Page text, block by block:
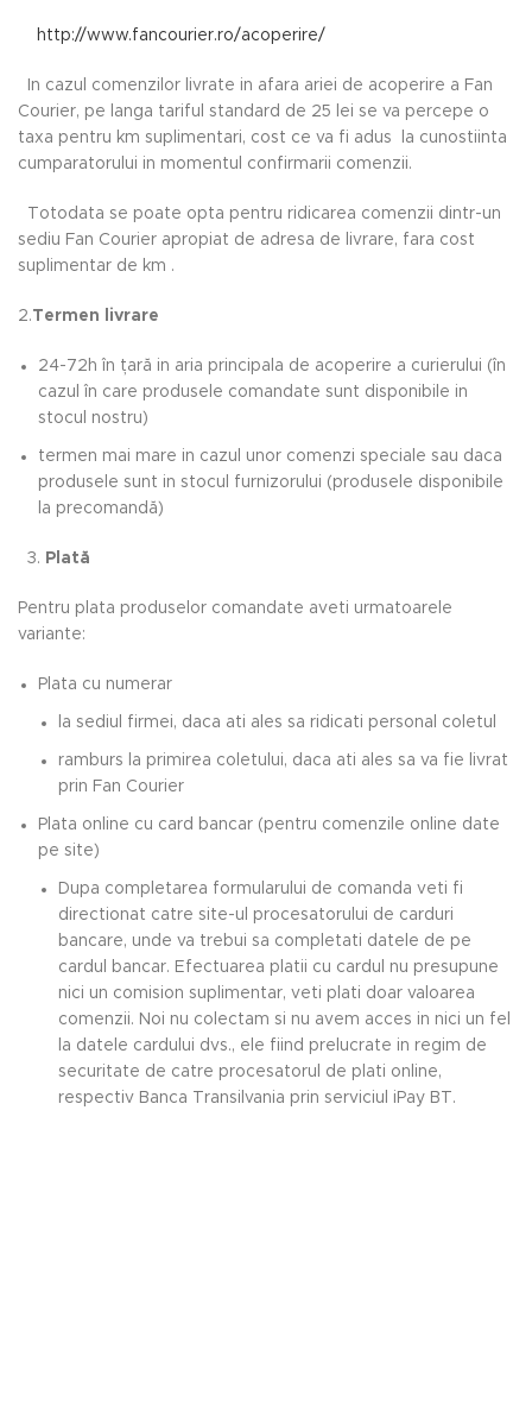
http://www.fancourier.ro/acoperire/
In cazul comenzilor livrate in afara ariei de acoperire a Fan
Courier, pe langa tariful standard de 25 lei se va percepe o
taxa pentru km suplimentari, cost ce va fi adus la cunostiinta
cumparatorului in momentul confirmarii comenzii.
Totodata se poate opta pentru ridicarea comenzii dintr-un
sediu Fan Courier apropiat de adresa de livrare, fara cost
suplimentar de km .
2.Termen livrare
24-72h în țară in aria principala de acoperire a curierului (în
cazul în care produsele comandate sunt disponibile in
stocul nostru)
termen mai mare in cazul unor comenzi speciale sau daca
produsele sunt in stocul furnizorului (produsele disponibile
la precomandă)
3. Plată
Pentru plata produselor comandate aveti urmatoarele
variante:
Plata cu numerar
la sediul firmei, daca ati ales sa ridicati personal coletul
ramburs la primirea coletului, daca ati ales sa va fie livrat
prin Fan Courier
Plata online cu card bancar (pentru comenzile online date
pe site)
Dupa completarea formularului de comanda veti fi
directionat catre site-ul procesatorului de carduri
bancare, unde va trebui sa completati datele de pe
cardul bancar. Efectuarea platii cu cardul nu presupune
nici un comision suplimentar, veti plati doar valoarea
comenzii. Noi nu colectam si nu avem acces in nici un fel
la datele cardului dvs., ele fiind prelucrate in regim de
securitate de catre procesatorul de plati online,
respectiv Banca Transilvania prin serviciul iPay BT.